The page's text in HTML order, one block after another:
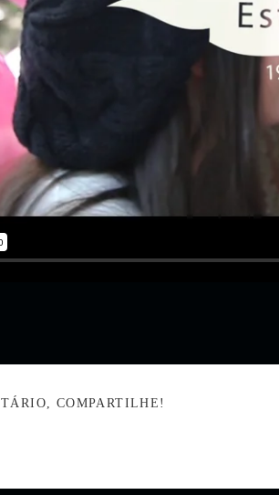
COMPARTILHE!